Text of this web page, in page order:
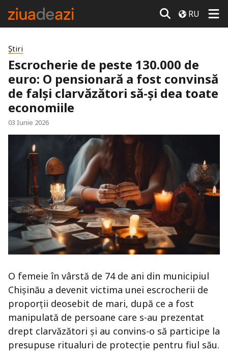
RU
Știri
Escrocherie de peste 130.000 de
euro: O pensionară a fost convinsă
de falși clarvăzători să-și dea toate
economiile
03 Iunie 2026
O femeie în vârstă de 74 de ani din municipiul
Chișinău a devenit victima unei escrocherii de
proporții deosebit de mari, după ce a fost
manipulată de persoane care s-au prezentat
drept clarvăzători și au convins-o să participe la
presupuse ritualuri de protecție pentru fiul său.